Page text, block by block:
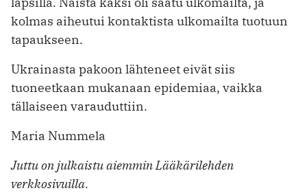
kolmas aiheutui kontaktista ulkomailta tuotuun
tapaukseen.
Ukrainasta pakoon lähteneet eivät siis
tuoneetkaan mukanaan epidemiaa, vaikka
tällaiseen varauduttiin.
Maria Nummela
Juttu on julkaistu aiemmin Lääkärilehden
verkkosivuilla.